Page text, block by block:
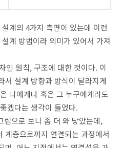
계의 4가지 측면이 있는데 이런
계 방법이라 의미가 있어서 가져
인 원칙, 구조에 대한 것이다. 이
서 설계 방향과 방식이 달라지게
나에게나 혹은 그 누구에게라도
겠다는 생각이 들었다.
으로 보니 좀 더 와 닿았는데,
계층으로까지 연결되는 과정에서